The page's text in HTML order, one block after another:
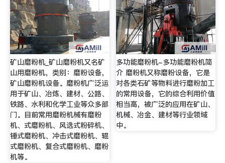
矿山磨粉机_矿山磨粉机又名矿
山用磨粉机，类别：磨粉设备，
矿山磨粉机设备。磨粉机广泛运
用于矿山、冶炼、建材、公路、
铁路、水利和化学工业等众多部
门。目前常用磨粉机械有磨粉
机、式磨粉机、风选式粉碎机、
锤式磨粉机、冲击式磨粉机、辊
式磨粉机、复合式磨粉机、磨粉
机等。
多功能磨粉机-多功能磨粉机简
介 磨粉机又称磨粉设备，它是
对各类石矿等物料进行磨粉加工
的常用设备，它的综合利用价值
相当高，被广泛的应用在矿山、
机械、冶金、建材等行业领域
中。